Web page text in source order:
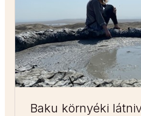
Baku környéki